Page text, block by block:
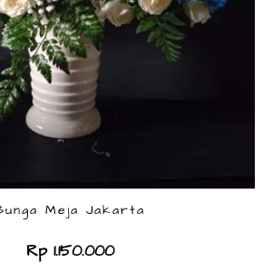
Meja Jakarta
Rp 1.150.000